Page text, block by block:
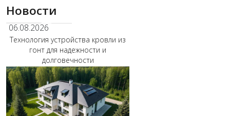
Новости
06.08.2026
Технология устройства кровли из
гонт для надежности и
долговечности